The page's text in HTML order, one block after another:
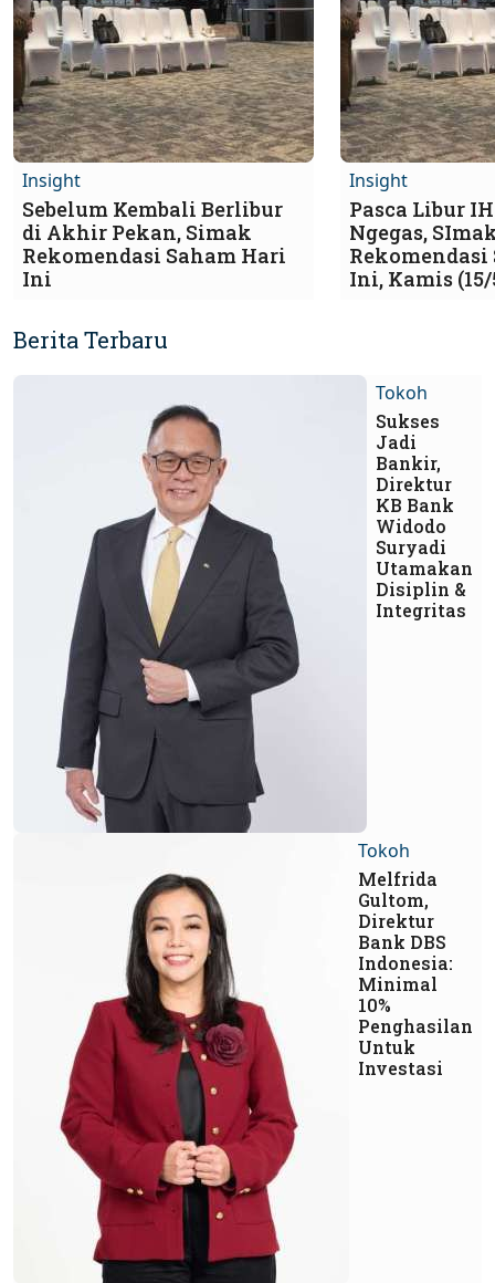
Insight
Sebelum Kembali Berlibur
di Akhir Pekan, Simak
Rekomendasi Saham Hari
Ini
Insight
Pasca Libur
Ngegas,
Ini, Kamis (15/
Berita Terbaru
Tokoh
Sukses
Jadi
Bankir,
Direktur
KB Bank
Widodo
Suryadi
Utamakan
Disiplin &
Integritas
Tokoh
Melfrida
Gultom,
Direktur
Bank DBS
Indonesia:
Minimal
10%
Penghasilan
Untuk
Investasi